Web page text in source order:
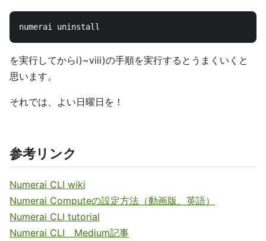
を実行してからi)~viii)の手順を実行するとうまくいくと
思います。
それでは、よい日曜日を！
参考リンク
Numerai CLI wiki
Numerai Computeの設定方法（動画版、英語）
Numerai CLI tutorial
Numerai CLI Medium記事